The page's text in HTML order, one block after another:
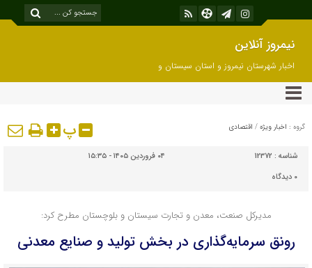
نیمروز آنلاین
اخبار شهرستان نیمروز و استان سیستان و
بلوچستان
گروه : اخبار ویژه / اقتصادی پ
شناسه : 12372
۰۴ فروردین ۱۴۰۵ - ۱۵:۳۵
۰ دیدگاه
مدیرکل صنعت، معدن و تجارت سیستان و بلوچستان مطرح کرد:
رونق سرمایه‌گذاری در بخش تولید و صنایع معدنی